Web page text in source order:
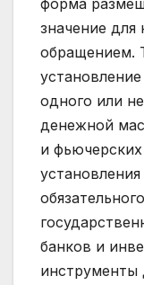
форма
значение
обращением.
одного или
денежной
и
банков и